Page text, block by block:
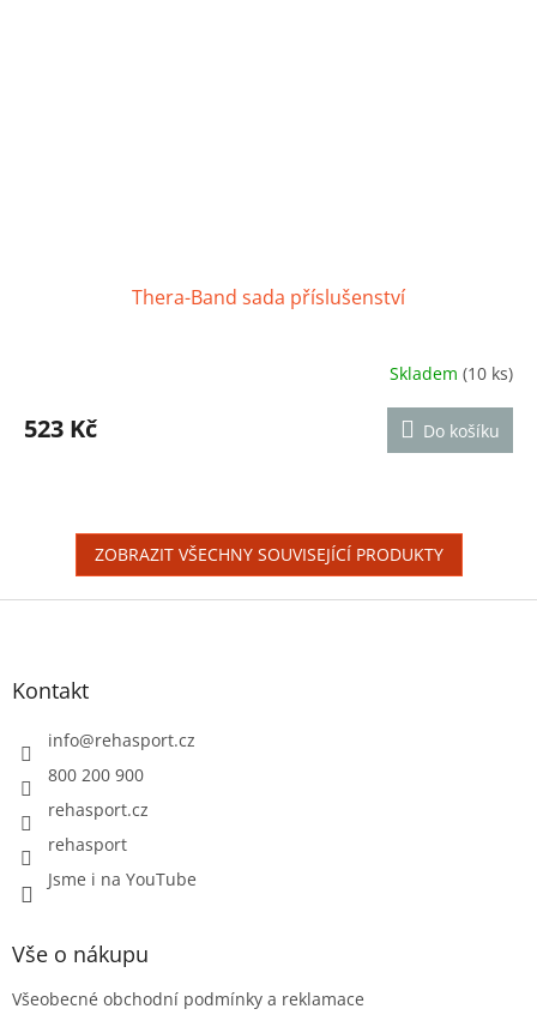
Thera-Band sada příslušenství
produktu
je
hvězdiček.
Skladem(10 ks)
523 Kč Do košíku
ZOBRAZIT VŠECHNY SOUVISEJÍCÍ PRODUKTY
Z
Kontakt
info@rehasport.cz
800 200 900
rehasport.cz
rehasport
Jsme i na YouTube
Vše o nákupu
Všeobecné obchodní podmínky a reklamace